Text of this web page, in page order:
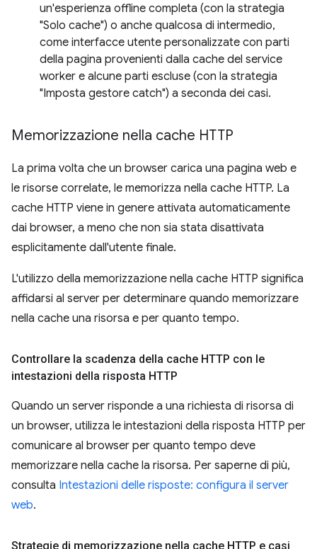
un'esperienza offline completa (con la strategia
"Solo cache") o anche qualcosa di intermedio,
come interfacce utente personalizzate con parti
della pagina provenienti dalla cache del service
worker e alcune parti escluse (con la strategia
"Imposta gestore catch") a seconda dei casi.
Memorizzazione nella cache HTTP
La prima volta che un browser carica una pagina web e
le risorse correlate, le memorizza nella cache HTTP. La
cache HTTP viene in genere attivata automaticamente
dai browser, a meno che non sia stata disattivata
esplicitamente dall'utente finale.
L'utilizzo della memorizzazione nella cache HTTP significa
affidarsi al server per determinare quando memorizzare
nella cache una risorsa e per quanto tempo.
Controllare la scadenza della cache HTTP con le
intestazioni della risposta HTTP
Quando un server risponde a una richiesta di risorsa di
un browser, utilizza le intestazioni della risposta HTTP per
comunicare al browser per quanto tempo deve
memorizzare nella cache la risorsa. Per saperne di più,
consulta Intestazioni delle risposte: configura il server
web.
Strategie di memorizzazione nella cache HTTP e casi